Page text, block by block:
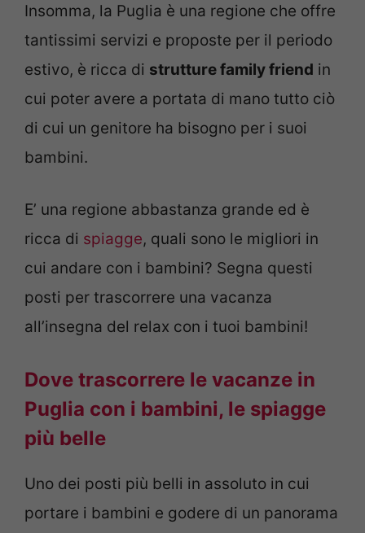
Insomma, la Puglia è una regione che offre
tantissimi servizi e proposte per il periodo
estivo, è ricca di strutture family friend in
cui poter avere a portata di mano tutto ciò
di cui un genitore ha bisogno per i suoi
bambini.
E’ una regione abbastanza grande ed è
ricca di spiagge, quali sono le migliori in
cui andare con i bambini? Segna questi
posti per trascorrere una vacanza
all’insegna del relax con i tuoi bambini!
Dove trascorrere le vacanze in
Puglia con i bambini, le spiagge
più belle
Uno dei posti più belli in assoluto in cui
portare i bambini e godere di un panorama